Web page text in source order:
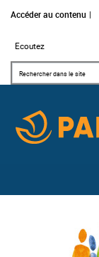
Accéder au contenu
Ecoutez
Mots clés